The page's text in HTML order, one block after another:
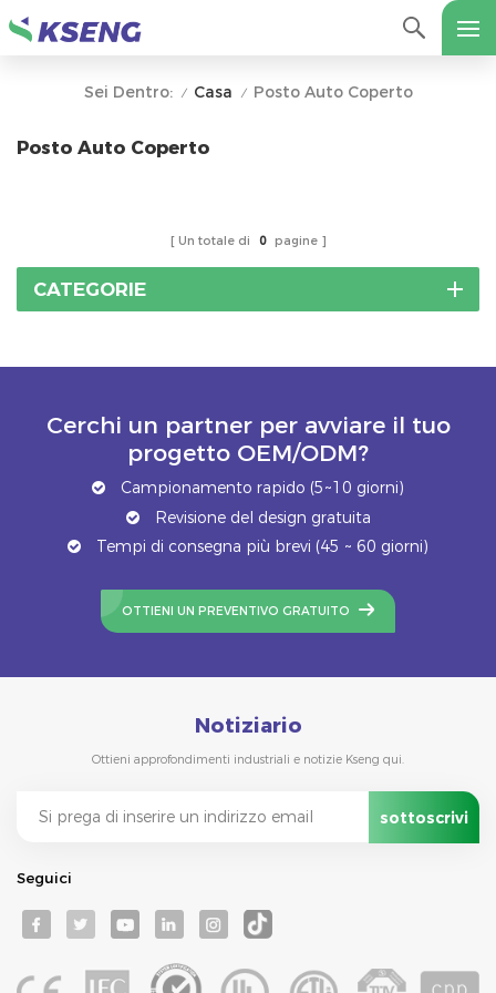
Sei Dentro: / Casa / Posto Auto Coperto
Posto Auto Coperto
Un totale di 0 pagine
CATEGORIE
Cerchi un partner per avviare il tuo
progetto OEM/ODM?
Campionamento rapido (5~10 giorni)
Revisione del design gratuita
Tempi di consegna più brevi (45 ~ 60 giorni)
OTTIENI UN PREVENTIVO GRATUITO
Notiziario
Ottieni approfondimenti industriali e notizie Kseng qui.
Seguici